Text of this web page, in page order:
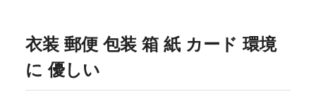
衣装 郵便 包装 箱 紙 カード 環境
に 優しい